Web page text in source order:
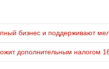
бизнес и поддерживают
дополнительным налогом